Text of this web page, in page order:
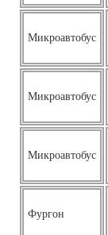
Микроавтобус
Микроавтобус
Микроавтобус
Фургон